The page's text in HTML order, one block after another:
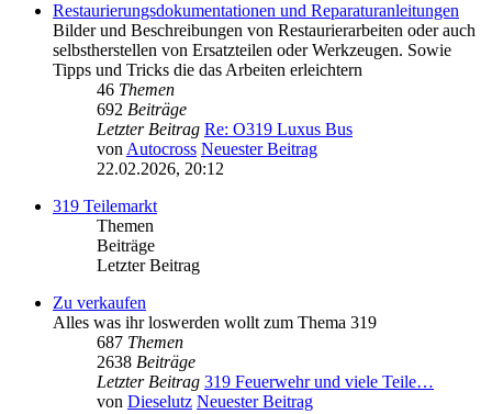
Restaurierungsdokumentationen und Reparaturanleitungen
Bilder und Beschreibungen von Restaurierarbeiten oder auch
selbstherstellen von Ersatzteilen oder Werkzeugen. Sowie
Tipps und Tricks die das Arbeiten erleichtern
46 Themen
692 Beiträge
Letzter Beitrag Re: O319 Luxus Bus
von Autocross Neuester Beitrag
22.02.2026, 20:12
319 Teilemarkt
Themen
Beiträge
Letzter Beitrag
Zu verkaufen
Alles was ihr loswerden wollt zum Thema 319
687 Themen
2638 Beiträge
Letzter Beitrag 319 Feuerwehr und viele Teile…
von Dieselutz Neuester Beitrag